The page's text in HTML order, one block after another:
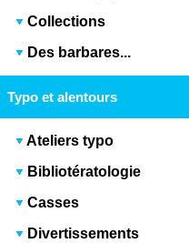
Collections
Des barbares...
Typo et alentours
Ateliers typo
Bibliotératologie
Casses
Divertissements